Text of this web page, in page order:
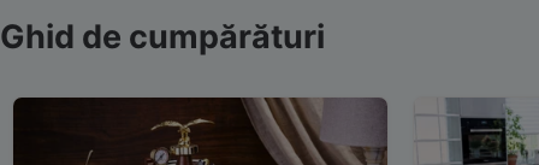
Ghid de cumpărături